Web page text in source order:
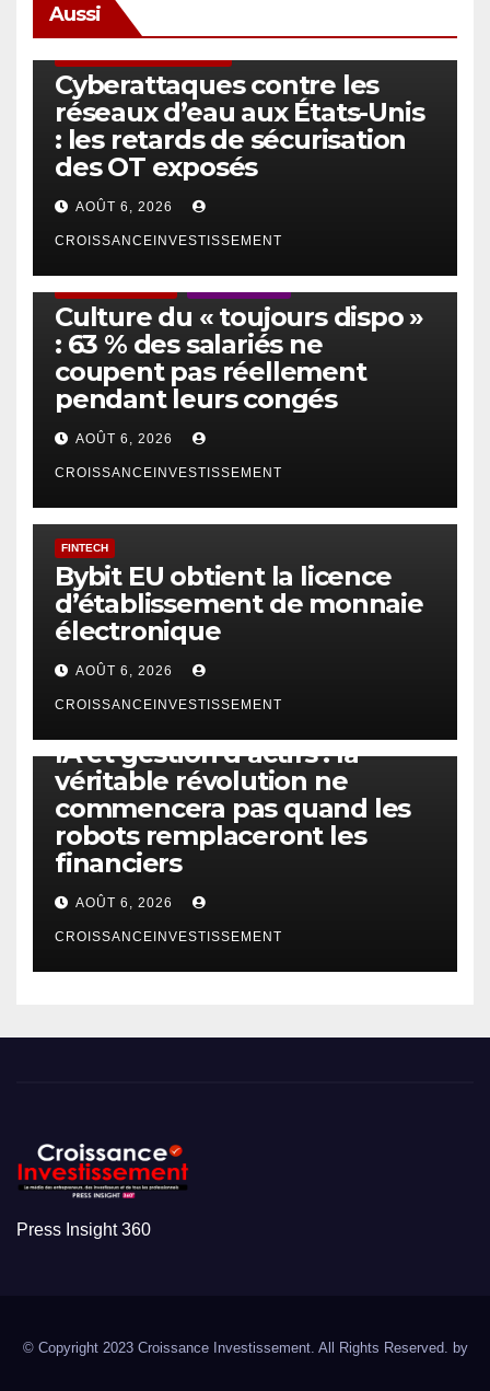
Aussi
Cyberattaques contre les
réseaux d’eau aux États-Unis
: les retards de sécurisation
des OT exposés
AOÛT 6, 2026
CROISSANCEINVESTISSEMENT
Culture du « toujours dispo »
: 63 % des salariés ne
coupent pas réellement
pendant leurs congés
AOÛT 6, 2026
CROISSANCEINVESTISSEMENT
FINTECH
Bybit EU obtient la licence
d’établissement de monnaie
électronique
AOÛT 6, 2026
CROISSANCEINVESTISSEMENT
IA et gestion d’actifs : la
véritable révolution ne
commencera pas quand les
robots remplaceront les
financiers
AOÛT 6, 2026
CROISSANCEINVESTISSEMENT
Press Insight 360
© Copyright 2023 Croissance Investissement. All Rights Reserved. by